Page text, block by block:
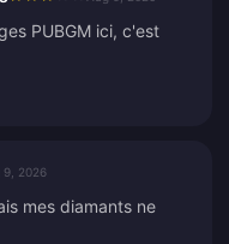
PUBGM ici, c'est
9, 2026
mes diamants ne